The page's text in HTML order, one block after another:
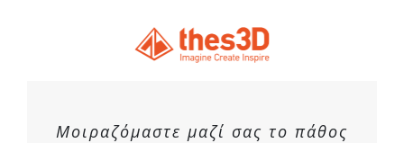
Μοιραζόμαστε μαζί σας το πάθος